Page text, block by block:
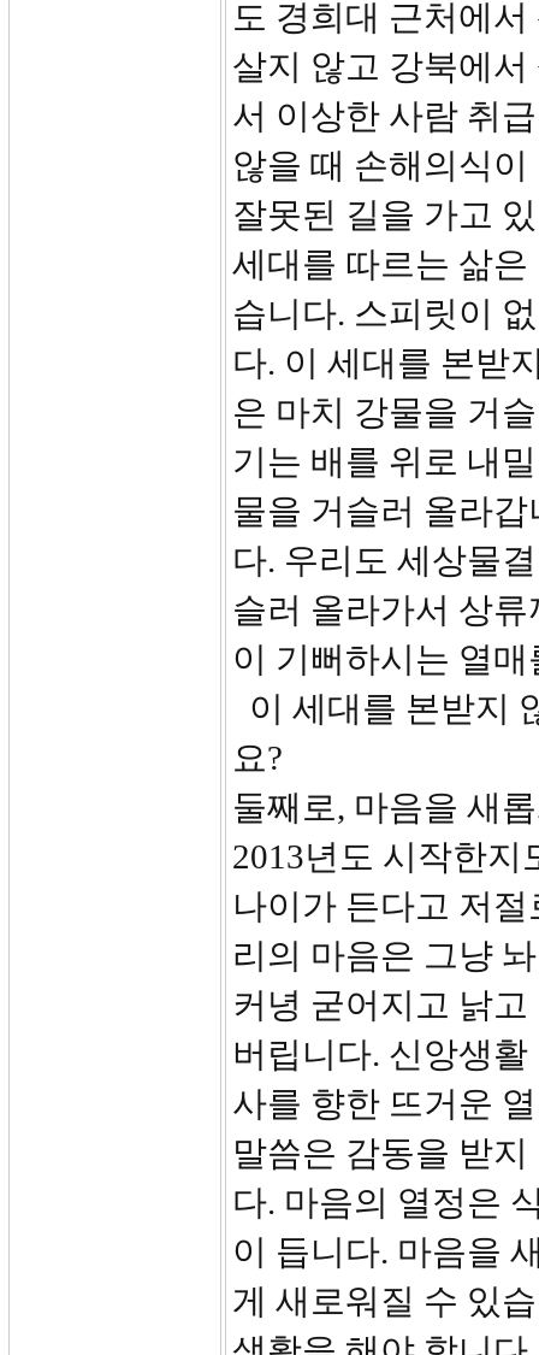
도 경희대 근처에
살지 않고 강북에
서 이상한 사람 취
않을 때 손해의식
잘못된 길을 가고
세대를 따르는 삶
습니다. 스피릿이
다. 이 세대를 본받
은 마치 강물을 거
기는 배를 위로 내
물을 거슬러 올라
다. 우리도 세상물
슬러 올라가서 상
이 기뻐하시는 열
이 세대를 본받지
요?
둘째로, 마음을 새
2013년도 시작한지
나이가 든다고 저
리의 마음은 그냥
커녕 굳어지고 낡
버립니다. 신앙생
사를 향한 뜨거운
말씀은 감동을 받
다. 마음의 열정은
이 듭니다. 마음을
게 새로워질 수 있